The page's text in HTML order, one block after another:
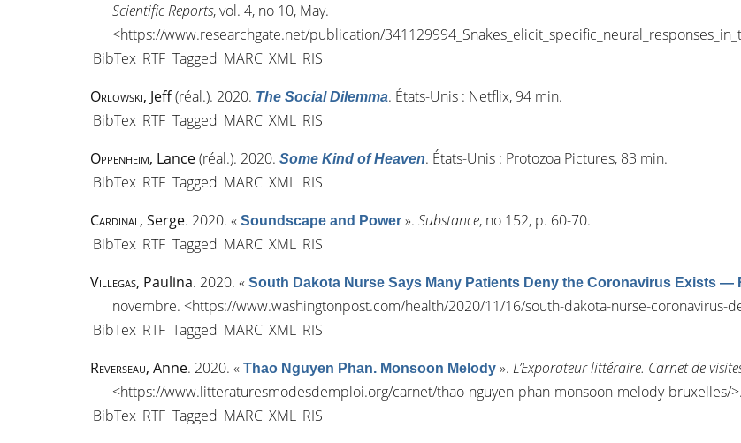
Scientific Reports, vol. 4, no 10, May.
<https://www.researchgate.net/publication/
BibTex RTF Tagged MARC XML RIS
Orlowski, Jeff(réal.). 2020. The Social Dilemma. États-Unis : Netflix, 94 min.
BibTex RTF Tagged MARC XML RIS
Oppenheim, Lance(réal.). 2020. Some Kind of Heaven. États-Unis : Protozoa Pictures, 83 min.
BibTex RTF Tagged MARC XML RIS
Cardinal, Serge. 2020. « Soundscape and Power ». Substance, no 152, p. 60-70.
BibTex RTF Tagged MARC XML RIS
Villegas, Paulina. 2020. « South Dakota Nurse Says Many Patients Deny the Coronavirus Exists —
novembre. <https://www.washingtonpost.com/health/2020/11/16/south-dakota-nurse-coronavirus-
BibTex RTF Tagged MARC XML RIS
Reverseau, Anne. 2020. « Thao Nguyen Phan. Monsoon Melody ». L’Exporateur littéraire. Carnet de
<https://www.litteraturesmodesdemploi.org/carnet/thao-nguyen-phan-monsoon-melody-bruxelles/
BibTex RTF Tagged MARC XML RIS